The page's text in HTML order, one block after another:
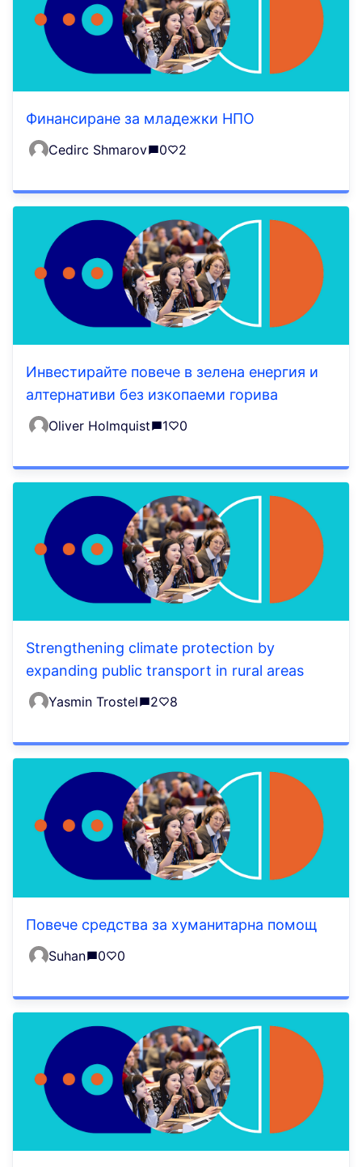
Финансиране за младежки НПО
Cedirc Shmarov 0 2
Инвестирайте повече в зелена енергия и
алтернативи без изкопаеми горива
Oliver Holmquist 1 0
Strengthening climate protection by
expanding public transport in rural areas
Yasmin Trostel 2 8
Повече средства за хуманитарна помощ
Suhan 0 0